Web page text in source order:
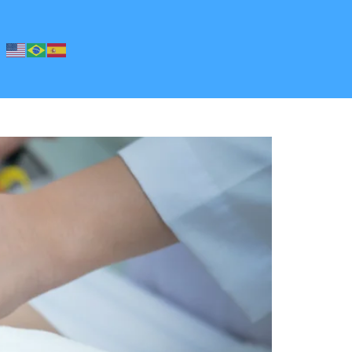
da Dor e